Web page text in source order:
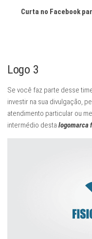
Curta no Facebook
Logo 3
Se você faz parte desse
investir na sua divulgação,
atendimento particular ou
intermédio desta logomarca